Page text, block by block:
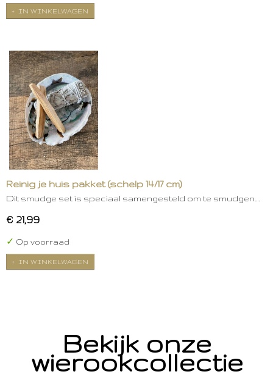
IN WINKELWAGEN
Reinig je huis pakket (schelp 14/17 cm)
Dit smudge set is speciaal samengesteld om te smudgen.…
€ 21,99
✓ Op voorraad
IN WINKELWAGEN
Bekijk onze
wierookcollectie